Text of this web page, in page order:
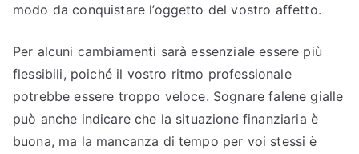
modo da conquistare l’oggetto del vostro affetto.
Per alcuni cambiamenti sarà essenziale essere più
flessibili, poiché il vostro ritmo professionale
potrebbe essere troppo veloce. Sognare falene gialle
può anche indicare che la situazione finanziaria è
buona, ma la mancanza di tempo per voi stessi è